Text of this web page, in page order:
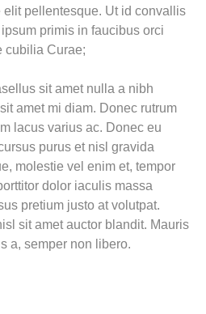
pellentesque. Ut id convallis
primis in faucibus orci
cubilia Curae;
sit amet nulla a nibh
amet mi diam. Donec rutrum
lacus varius ac. Donec eu
purus et nisl gravida
molestie vel enim et, tempor
dolor iaculis massa
pretium justo at volutpat.
sit amet auctor blandit. Mauris
a, semper non libero.